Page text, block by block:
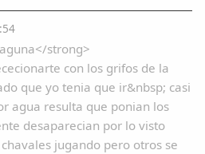
strong>
con los grifos de la
que yo tenia que ir&nbsp; casi
agua resulta que ponian los
desaparecian por lo visto
jugando pero otros se